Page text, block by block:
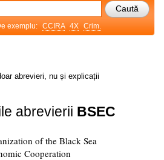
exemplu: CCIRA 4X Crim.
abrevieri, nu și explicații
abrevierii BSEC
of the Black Sea
Cooperation